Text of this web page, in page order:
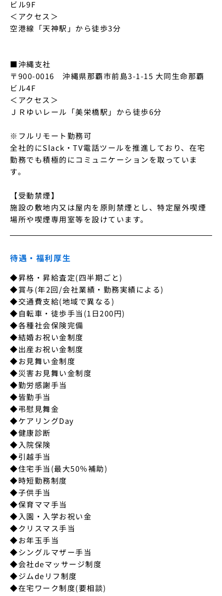
ビル9F
＜アクセス＞
空港線「天神駅」から徒歩3分
■沖縄支社
〒900-0016　沖縄県那覇市前島3-1-15 大同生命那覇
ビル4F
＜アクセス＞
ＪＲゆいレール「美栄橋駅」から徒歩6分
※フルリモート勤務可
全社的にSlack・TV電話ツールを推進しており、在宅
勤務でも積極的にコミュニケーションを取っていま
す。
【受動禁煙】
施設の敷地内又は屋内を原則禁煙とし、特定屋外喫煙
場所や喫煙専用室等を設けています。
待遇・福利厚生
◆昇格・昇給査定(四半期ごと)
◆賞与(年2回/会社業績・勤務実績による)
◆交通費支給(地域で異なる)
◆自転車・徒歩手当(1日200円)
◆各種社会保険完備
◆結婚お祝い金制度
◆出産お祝い金制度
◆お見舞い金制度
◆災害お見舞い金制度
◆勤労感謝手当
◆皆勤手当
◆弔慰見舞金
◆ケアリングDay
◆健康診断
◆入院保険
◆引越手当
◆住宅手当(最大50％補助)
◆時短勤務制度
◆子供手当
◆保育ママ手当
◆入園・入学お祝い金
◆クリスマス手当
◆お年玉手当
◆シングルマザー手当
◆会社deマッサージ制度
◆ジムdeリフ制度
◆在宅ワーク制度(要相談)